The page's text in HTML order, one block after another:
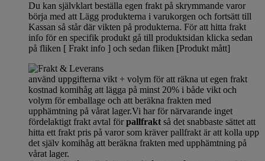
Du kan självklart beställa egen frakt på skrymmande varor
börja med att Lägg produkterna i varukorgen och fortsätt till
Kassan så står där vikten på produkterna. För att hitta frakt
info för en specifik produkt gå till produktsidan klicka sedan
på fliken [ Frakt info ] och sedan fliken [Produkt mått]
använd uppgifterna vikt + volym för att räkna ut egen frakt
kostnad komihåg att lägga på minst 20% i både vikt och
volym för emballage och att beräkna frakten med
upphämtning på vårat lager.Vi har för närvarande inget
fördelaktigt frakt avtal förpallfrakt så det snabbaste sättet att
hitta ett frakt pris på varor som kräver pallfrakt är att kolla upp
det själv komihåg att beräkna frakten med upphämtning på
vårat lager.